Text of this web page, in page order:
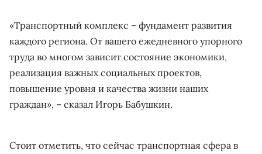
«Транспортный комплекс – фундамент развития
каждого региона. От вашего ежедневного упорного
труда во многом зависит состояние экономики,
реализация важных социальных проектов,
повышение уровня и качества жизни наших
граждан», – сказал Игорь Бабушкин.
Стоит отметить, что сейчас транспортная сфера в